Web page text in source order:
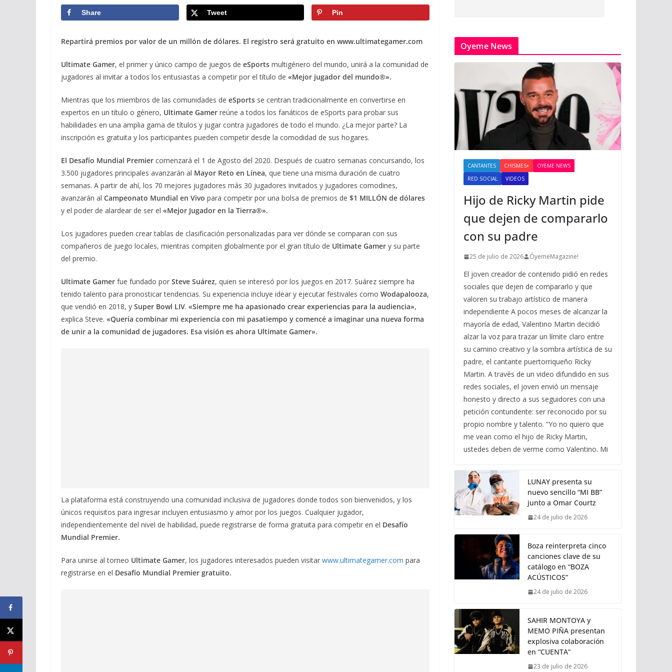
Share Tweet Pin
Repartirá premios por valor de un millón de dólares. El registro será gratuito en www.ultimategamer.com
Ultimate Gamer, el primer y único campo de juegos de eSports multigénero del mundo, unirá a la comunidad de
jugadores al invitar a todos los entusiastas a competir por el título de «Mejor jugador del mundo®».
Mientras que los miembros de las comunidades de eSports se centran tradicionalmente en convertirse en
expertos en un título o género, Ultimate Gamer reúne a todos los fanáticos de eSports para probar sus
habilidades en una amplia gama de títulos y jugar contra jugadores de todo el mundo. ¿La mejor parte? La
inscripción es gratuita y los participantes pueden competir desde la comodidad de sus hogares.
El Desafío Mundial Premier comenzará el 1 de Agosto del 2020. Después de cuatro semanas concursando, los
3.500 jugadores principales avanzarán al Mayor Reto en Línea, que tiene una misma duración de cuatro
semanas. A partir de ahí, los 70 mejores jugadores más 30 jugadores invitados y jugadores comodines,
avanzarán al Campeonato Mundial en Vivo para competir por una bolsa de premios de $1 MILLÓN de dólares
y el poder de alardear de ser el «Mejor Jugador en la Tierra®».
Los jugadores pueden crear tablas de clasificación personalizadas para ver dónde se comparan con sus
compañeros de juego locales, mientras compiten globalmente por el gran título de Ultimate Gamer y su parte
del premio.
Ultimate Gamer fue fundado por Steve Suárez, quien se interesó por los juegos en 2017. Suárez siempre ha
tenido talento para pronosticar tendencias. Su experiencia incluye idear y ejecutar festivales como Wodapalooza,
que vendió en 2018, y Super Bowl LIV. «Siempre me ha apasionado crear experiencias para la audiencia»,
explica Steve. «Quería combinar mi experiencia con mi pasatiempo y comencé a imaginar una nueva forma
de unir a la comunidad de jugadores. Esa visión es ahora Ultimate Gamer».
La plataforma está construyendo una comunidad inclusiva de jugadores donde todos son bienvenidos, y los
únicos requisitos para ingresar incluyen entusiasmo y amor por los juegos. Cualquier jugador,
independientemente del nivel de habilidad, puede registrarse de forma gratuita para competir en el Desafío
Mundial Premier.
Para unirse al torneo Ultimate Gamer, los jugadores interesados pueden visitar www.ultimategamer.com para
registrarse en el Desafío Mundial Premier gratuito.
Oyeme News
CANTANTES CHISMES+
OYEME NEWS
RED SOCIAL
VIDEOS
Hijo de Ricky Martin pide
que dejen de compararlo
con su padre
25 de julio de 2026 ÓyemeMagazine!
El joven creador de contenido pidió en redes
sociales que dejen de compararlo y que
valoren su trabajo artístico de manera
independiente A pocos meses de alcanzar la
mayoría de edad, Valentino Martin decidió
alzar la voz para trazar un límite claro entre
su camino creativo y la sombra artística de su
padre, el cantante puertorriqueño Ricky
Martin. A través de un video difundido en sus
redes sociales, el joven envió un mensaje
honesto y directo a sus seguidores con una
petición contundente: ser reconocido por su
propio nombre y talento. “Yo no quiero que
me vean como el hijo de Ricky Martin,
ustedes deben de verme como Valentino. Mi
LUNAY presenta su
nuevo sencillo “MI BB”
junto a Omar Courtz
24 de julio de 2026
Boza reinterpreta cinco
canciones clave de su
catálogo en “BOZA
ACÚSTICOS”
24 de julio de 2026
SAHIR MONTOYA y
MEMO PIÑA presentan
explosiva colaboración
en “CUENTA”
23 de julio de 2026